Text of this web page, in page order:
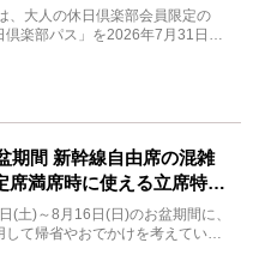
、大人の休日倶楽部会員限定の
倶楽部パス」を2026年7月31日
期間 新幹線自由席の混雑
席満席時に使える立席特急
(土)～8月16日(日)のお盆期間に、
して帰省やおでかけを考えている